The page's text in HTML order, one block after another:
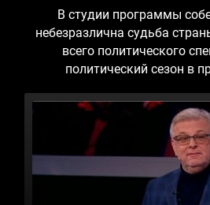
В студии программы
небезразлична судьба
всего политического
политический сезон в